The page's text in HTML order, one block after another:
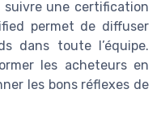
suivre une certification
permet de diffuser
dans toute l’équipe.
les acheteurs en
les bons réflexes de